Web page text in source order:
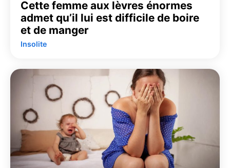
Cette femme aux lèvres énormes
admet qu’il lui est difficile de boire
et de manger
Insolite